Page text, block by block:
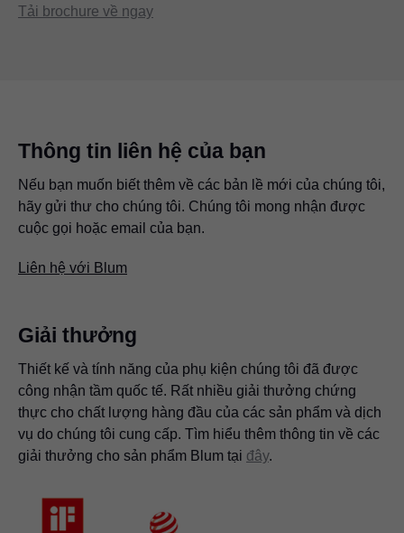
Tải brochure về ngay
Thông tin liên hệ của bạn
Nếu bạn muốn biết thêm về các bản lề mới của chúng tôi,
hãy gửi thư cho chúng tôi. Chúng tôi mong nhận được
cuộc gọi hoặc email của bạn.
Liên hệ với Blum
Giải thưởng
Thiết kế và tính năng của phụ kiện chúng tôi đã được
công nhận tầm quốc tế. Rất nhiều giải thưởng chứng
thực cho chất lượng hàng đầu của các sản phẩm và dịch
vụ do chúng tôi cung cấp. Tìm hiểu thêm thông tin về các
giải thưởng cho sản phẩm Blum tại đây.